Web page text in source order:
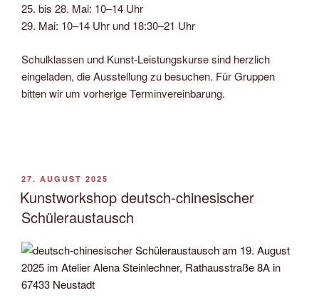
25. bis 28. Mai: 10–14 Uhr
29. Mai: 10–14 Uhr und 18:30–21 Uhr
Schulklassen und Kunst-Leistungskurse sind herzlich
eingeladen, die Ausstellung zu besuchen. Für Gruppen
bitten wir um vorherige Terminvereinbarung.
VERÖFFENTLICHT
AM
27. AUGUST 2025
Kunstworkshop deutsch-chinesischer
Schüleraustausch